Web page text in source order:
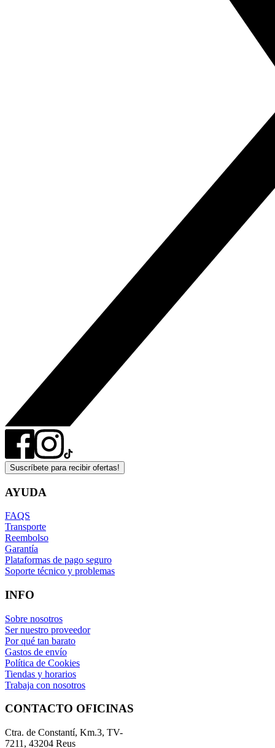
Suscríbete para recibir ofertas!
AYUDA
FAQS
Transporte
Reembolso
Garantía
Plataformas de pago seguro
Soporte técnico y problemas
INFO
Sobre nosotros
Ser nuestro proveedor
Por qué tan barato
Gastos de envío
Política de Cookies
Tiendas y horarios
Trabaja con nosotros
CONTACTO OFICINAS
Ctra. de Constantí, Km.3, TV-
7211, 43204 Reus